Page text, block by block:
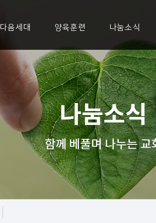
다음세대 양육훈련 나눔소식